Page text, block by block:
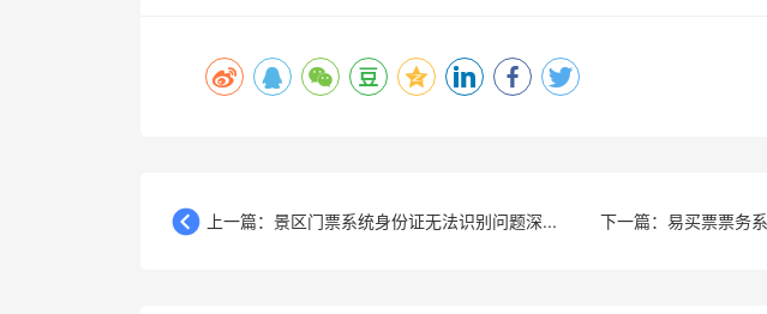
上一篇：景区门票系统身份证无法识别问题深... 下一篇：易买票票务